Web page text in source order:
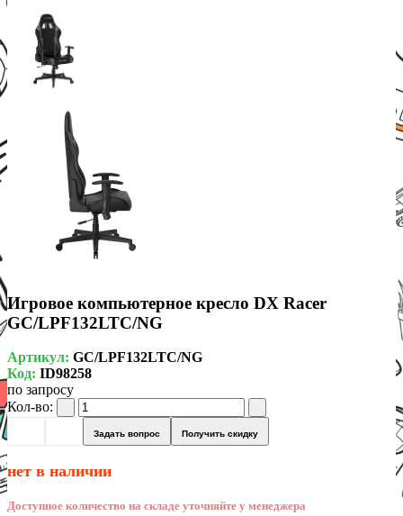
Игровое компьютерное кресло DX Racer
GC/LPF132LTC/NG
Артикул: GC/LPF132LTC/NG
Код: ID98258
по запросу
Кол-во:
Задать вопрос Получить скидку
нет в наличии
Доступное количество на складе уточняйте у менеджера